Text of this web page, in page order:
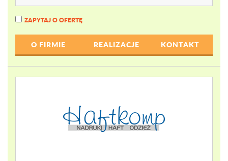
ZAPYTAJ O OFERTĘ
O FIRMIE REALIZACJE KONTAKT